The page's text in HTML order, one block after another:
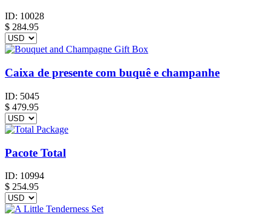
ID: 10028
$ 284.95
Caixa de presente com buquê e champanhe
ID: 5045
$ 479.95
Pacote Total
ID: 10994
$ 254.95